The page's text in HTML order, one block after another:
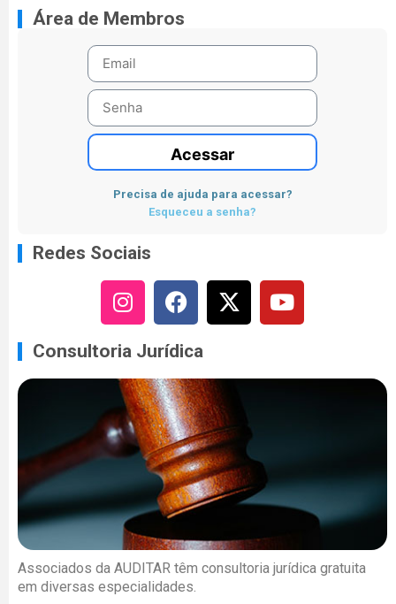
Área de Membros
Acessar
Precisa de ajuda para acessar?
Esqueceu a senha?
Redes Sociais
Consultoria Jurídica
Associados da AUDITAR têm consultoria jurídica gratuita
em diversas especialidades.